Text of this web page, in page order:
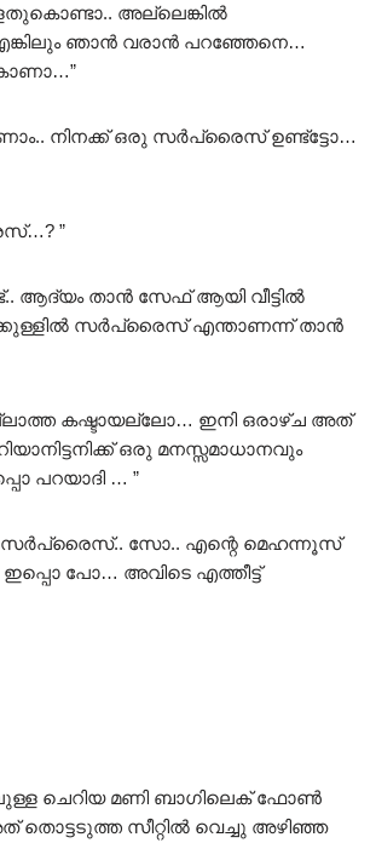
അല്ലെങ്കിൽ
ഞാൻ വരാൻ പറഞ്ഞേനെ…
നിനക്ക് ഒരു സർപ്രൈസ് ഉണ്ട്ട്ടോ…
”
ആദ്യം താൻ സേഫ് ആയി വീട്ടിൽ
സർപ്രൈസ് എന്താണന്ന് താൻ
കഷ്ടായല്ലോ… ഇനി ഒരാഴ്ച അത്
ഒരു മനസ്സമാധാനവും
പറയാദി … ”
സോ.. എന്റെ മെഹന്നൂസ്
പോ… അവിടെ എത്തീട്ട്
ചെറിയ മണി ബാഗിലെക് ഫോൺ
തൊട്ടടുത്ത സീറ്റിൽ വെച്ചു അഴിഞ്ഞ